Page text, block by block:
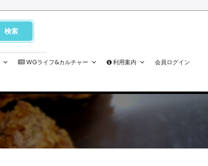
WGライフ&カルチャー 利用案内 会員ログイン